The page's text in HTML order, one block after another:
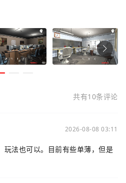
共有10条评论
2026-08-08 03:11
玩法也可以。目前有些单薄，但是